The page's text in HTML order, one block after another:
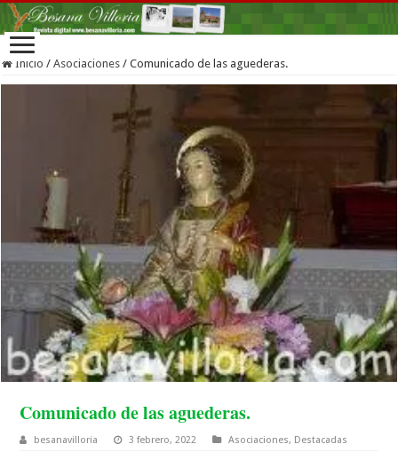
Inicio / Asociaciones / Comunicado de las aguederas.
Comunicado de las aguederas.
besanavilloria 3 febrero, 2022 Asociaciones, Destacadas